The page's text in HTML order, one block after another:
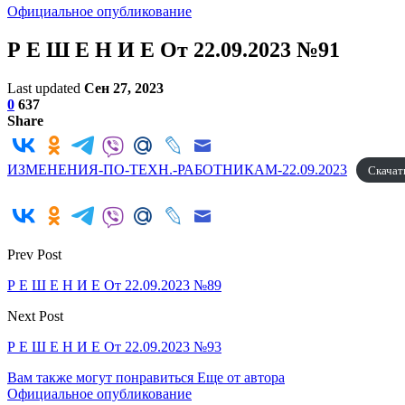
Официальное опубликование
Р Е Ш Е Н И Е От 22.09.2023 №91
Last updated Сен 27, 2023
0 637
Share
ИЗМЕНЕНИЯ-ПО-ТЕХН.-РАБОТНИКАМ-22.09.2023
Prev Post
Р Е Ш Е Н И Е От 22.09.2023 №89
Next Post
Р Е Ш Е Н И Е От 22.09.2023 №93
Вам также могут понравиться Еще от автора
Официальное опубликование